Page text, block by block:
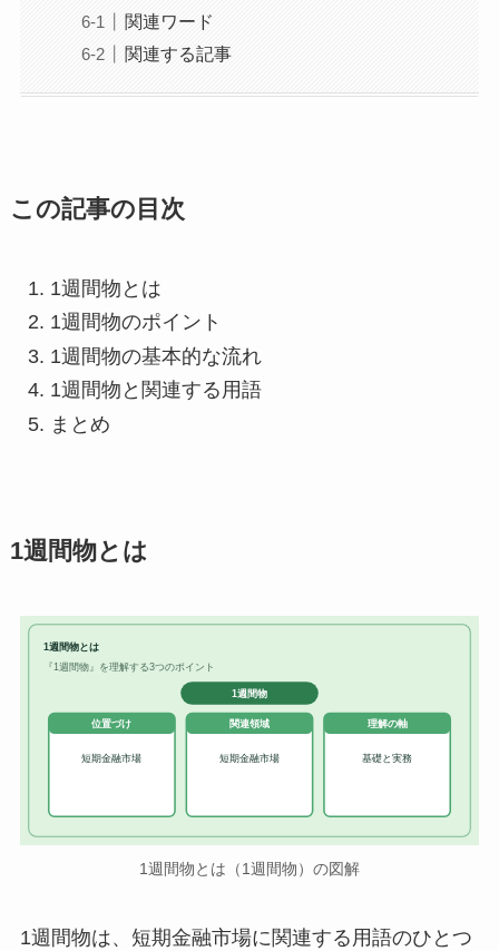
関連ワード
関連する記事
この記事の目次
1週間物とは
1週間物のポイント
1週間物の基本的な流れ
1週間物と関連する用語
まとめ
1週間物とは
1週間物とは
『1週間物』を理解する3つのポイント
1週間物
位置づけ
短期金融市場
関連領域
短期金融市場
理解の軸
基礎と実務
1週間物とは（1週間物）の図解
1週間物は、短期金融市場に関連する用語のひとつ